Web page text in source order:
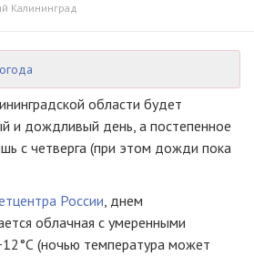
Калининград
области будет
и дождливый день, а постепенное
с четверга (при этом дожди пока
России, днем
облачная с умеренными
(ночью температура может